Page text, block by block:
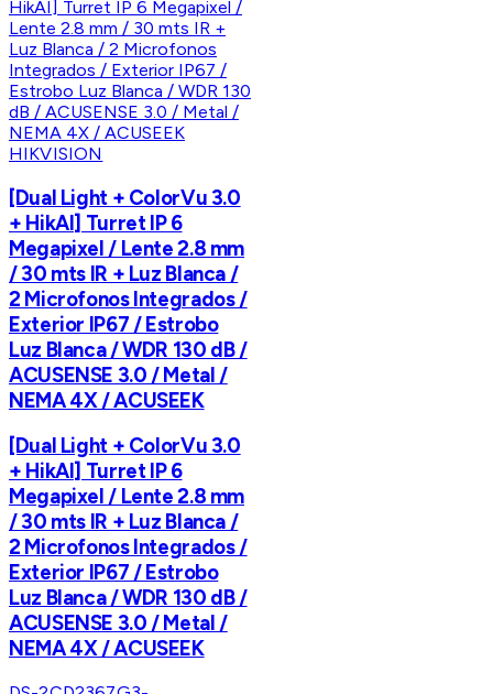
HIKVISION
[Dual Light + ColorVu 3.0
+ HikAI] Turret IP 6
Megapixel / Lente 2.8 mm
/ 30 mts IR + Luz Blanca /
2 Microfonos Integrados /
Exterior IP67 / Estrobo
Luz Blanca / WDR 130 dB /
ACUSENSE 3.0 / Metal /
NEMA 4X / ACUSEEK
[Dual Light + ColorVu 3.0
+ HikAI] Turret IP 6
Megapixel / Lente 2.8 mm
/ 30 mts IR + Luz Blanca /
2 Microfonos Integrados /
Exterior IP67 / Estrobo
Luz Blanca / WDR 130 dB /
ACUSENSE 3.0 / Metal /
NEMA 4X / ACUSEEK